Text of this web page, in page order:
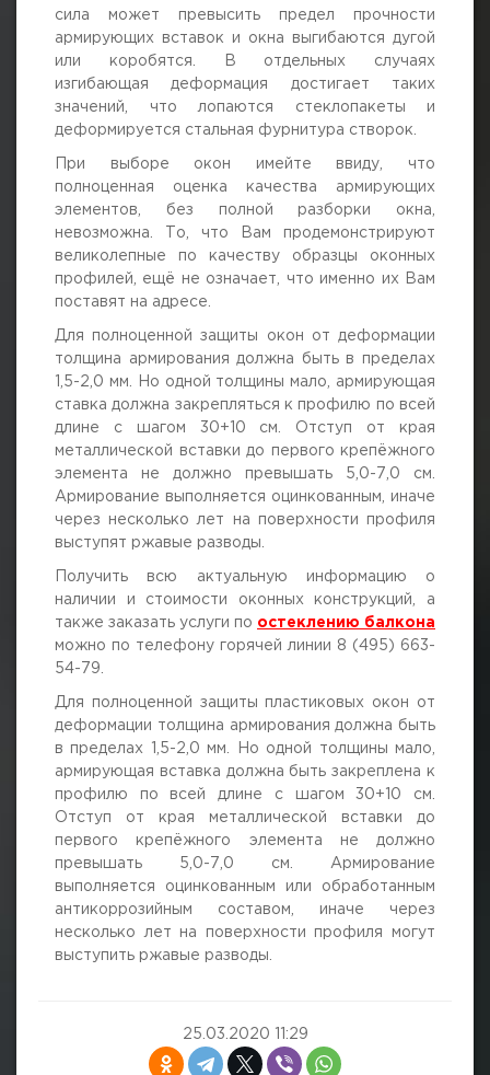
сила может превысить предел прочности
армирующих вставок и окна выгибаются дугой
или коробятся. В отдельных случаях
изгибающая деформация достигает таких
значений, что лопаются стеклопакеты и
деформируется стальная фурнитура створок.
При выборе окон имейте ввиду, что
полноценная оценка качества армирующих
элементов, без полной разборки окна,
невозможна. То, что Вам продемонстрируют
великолепные по качеству образцы оконных
профилей, ещё не означает, что именно их Вам
поставят на адресе.
Для полноценной защиты окон от деформации
толщина армирования должна быть в пределах
1,5-2,0 мм. Но одной толщины мало, армирующая
ставка должна закрепляться к профилю по всей
длине с шагом 30+10 см. Отступ от края
металлической вставки до первого крепёжного
элемента не должно превышать 5,0-7,0 см.
Армирование выполняется оцинкованным, иначе
через несколько лет на поверхности профиля
выступят ржавые разводы.
Получить всю актуальную информацию о
наличии и стоимости оконных конструкций, а
также заказать услуги по остеклению балкона
можно по телефону горячей линии 8 (495) 663-
54-79.
Для полноценной защиты пластиковых окон от
деформации толщина армирования должна быть
в пределах 1,5-2,0 мм. Но одной толщины мало,
армирующая вставка должна быть закреплена к
профилю по всей длине с шагом 30+10 см.
Отступ от края металлической вставки до
первого крепёжного элемента не должно
превышать 5,0-7,0 см. Армирование
выполняется оцинкованным или обработанным
антикоррозийным составом, иначе через
несколько лет на поверхности профиля могут
выступить ржавые разводы.
25.03.2020 11:29